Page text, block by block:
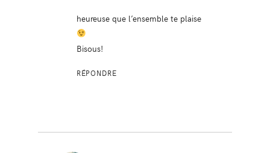
heureuse que l’ensemble te plaise
Bisous!
RÉPONDRE